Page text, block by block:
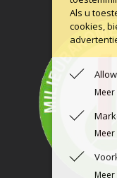
Als u
cookies,